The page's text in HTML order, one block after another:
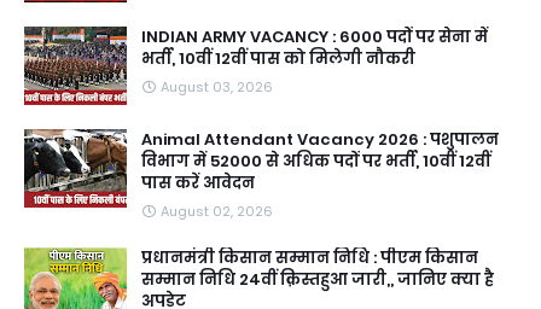
INDIAN ARMY VACANCY : 6000 पदों पर सेना में
भर्ती, 10वीं 12वीं पास को मिलेगी नौकरी
August 03, 2026
Animal Attendant Vacancy 2026 : पशुपालन
विभाग में 52000 से अधिक पदों पर भर्ती, 10वीं 12वीं
पास करें आवेदन
August 02, 2026
प्रधानमंत्री किसान सम्मान निधि : पीएम किसान
सम्मान निधि 24वीं क़िस्तहुआ जारी,, जानिए क्या है
अपडेट